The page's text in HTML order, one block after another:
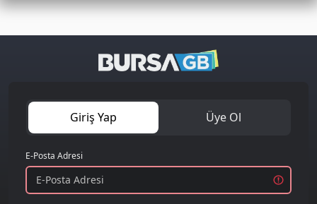
Giriş Yap Üye Ol
E-Posta Adresi